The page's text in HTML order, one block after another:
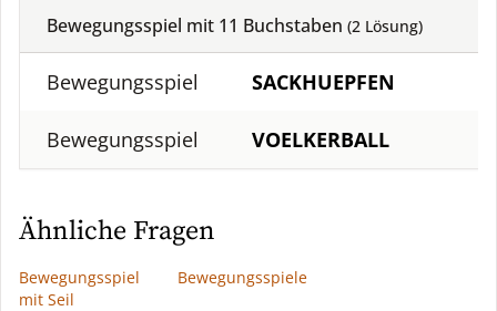
Bewegungsspiel mit 11 Buchstaben (2 Lösung)
Bewegungsspiel SACKHUEPFEN
Bewegungsspiel VOELKERBALL
Ähnliche Fragen
Bewegungsspiel
mit Seil
Bewegungsspiele